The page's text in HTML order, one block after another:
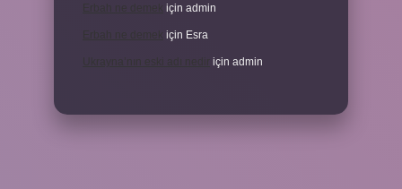
Erbah ne demek için admin
Erbah ne demek için Esra
için admin